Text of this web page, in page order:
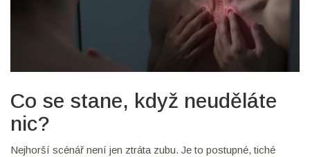
Co se stane, když neuděláte
nic?
Nejhorší scénář není jen ztráta zubu. Je to postupné, tiché